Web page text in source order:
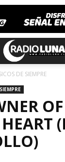
DE SIEMPRE